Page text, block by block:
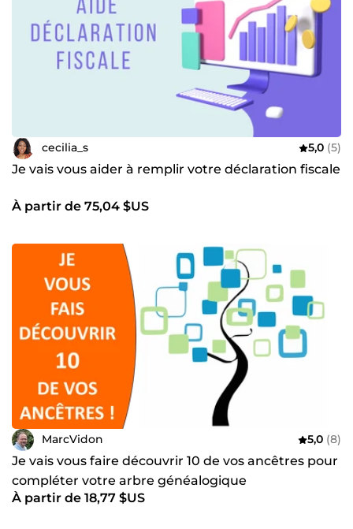
cecilia_s 5,0 (5)
Je vais vous aider à remplir votre déclaration fiscale
À partir de 75,04 $US
MarcVidon 5,0 (8)
Je vais vous faire découvrir 10 de vos ancêtres pour
compléter votre arbre généalogique
À partir de 18,77 $US